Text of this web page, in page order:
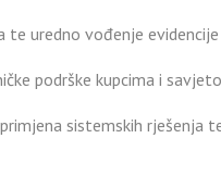
te uredno vođenje
podrške kupcima i
sistemskih rješenja